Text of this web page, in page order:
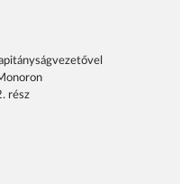
rész